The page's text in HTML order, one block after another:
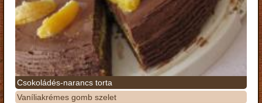
Csokoládés-narancs torta
Vaníliakrémes gomb szelet